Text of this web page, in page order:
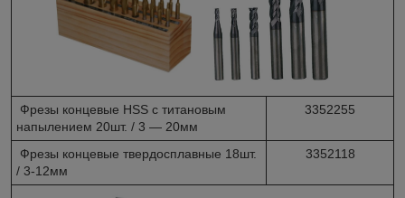
Фрезы концевые HSS с титановым
напылением 20шт. / 3 ― 20мм
3352255
Фрезы концевые твердосплавные 18шт.
/ 3-12мм
3352118